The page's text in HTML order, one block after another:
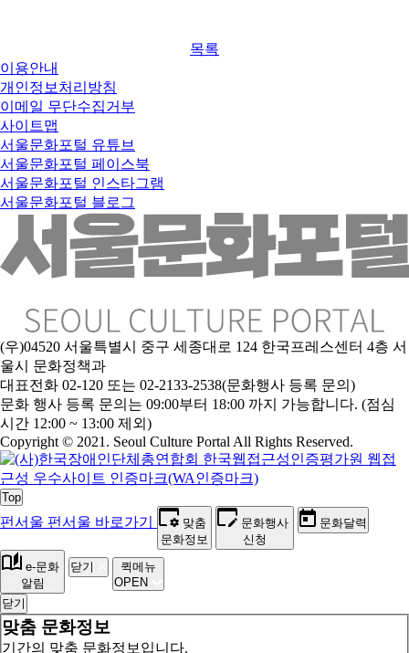
목록
이용안내
개인정보처리방침
이메일 무단수집거부
사이트맵
서울문화포털 유튜브
서울문화포털 페이스북
서울문화포털 인스타그램
서울문화포털 블로그
(우)04520 서울특별시 중구 세종대로 124 한국프레스센터 4층 서
울시 문화정책과
대표전화 02-120 또는 02-2133-2538(문화행사 등록 문의)
문화 행사 등록 문의는 09:00부터 18:00 까지 가능합니다. (점심
시간 12:00 ~ 13:00 제외)
Copyright © 2021. Seoul Culture Portal All Rights Reserved.
Top
펀서울 펀서울 바로가기
맞춤
문화정보
문화행사
신청
문화달력
e-문화
알림
닫기
퀵메뉴
OPEN
닫기
맞춤 문화정보
기간의 맞춤 문화정보입니다.